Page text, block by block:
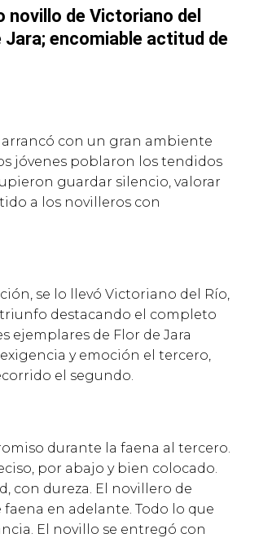
novillo de Victoriano del
encomiable actitud de
ó con un gran ambiente
jóvenes poblaron los tendidos
guardar silencio, valorar
a los novilleros con
ón, se lo llevó Victoriano del Río,
destacando el completo
ejemplares de Flor de Jara
y emoción el tercero,
el segundo.
durante la faena al tercero.
por abajo y bien colocado.
con dureza. El novillero de
en adelante. Todo lo que
El novillo se entregó con